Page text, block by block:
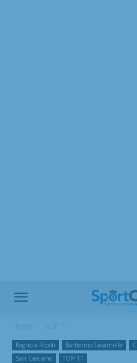
Bagno a Ripoli Barberino Tavarnelle
San Casciano
TOP 11